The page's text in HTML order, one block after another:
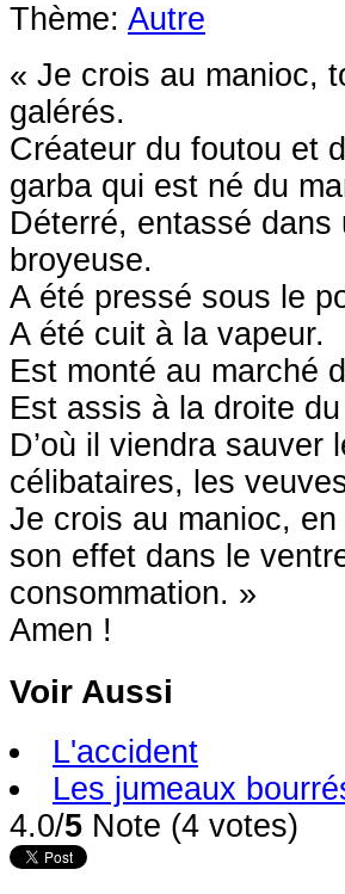
Thème: Autre
« Je crois au manioc,
galérés.
Créateur du foutou et
garba qui est né du
Déterré, entassé
broyeuse.
A été pressé sous le
A été cuit à la vapeur.
Est monté au marché
Est assis à la droite
D’où il viendra
célibataires, les
Je crois au manioc,
son effet dans le
consommation. »
Amen !
Voir Aussi
L'accident
Les jumeaux
4.0/5 Note (4 votes)